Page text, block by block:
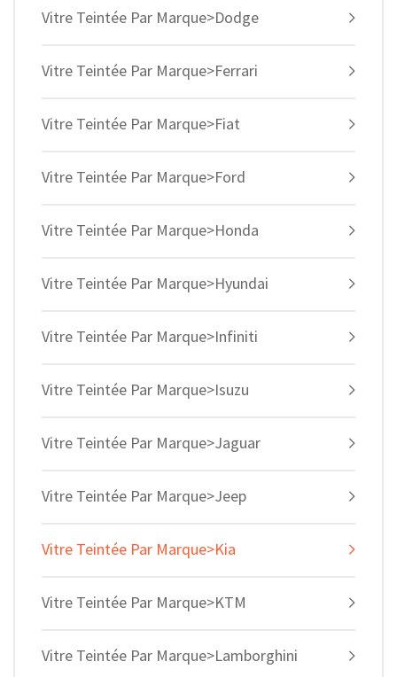
Vitre Teintée Par Marque>Dodge
Vitre Teintée Par Marque>Ferrari
Vitre Teintée Par Marque>Fiat
Vitre Teintée Par Marque>Ford
Vitre Teintée Par Marque>Honda
Vitre Teintée Par Marque>Hyundai
Vitre Teintée Par Marque>Infiniti
Vitre Teintée Par Marque>Isuzu
Vitre Teintée Par Marque>Jaguar
Vitre Teintée Par Marque>Jeep
Vitre Teintée Par Marque>Kia
Vitre Teintée Par Marque>KTM
Vitre Teintée Par Marque>Lamborghini